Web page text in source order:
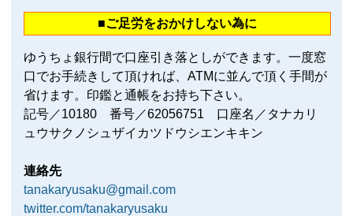
■ご足労をおかけしない為に
ゆうちょ銀行間で口座引き落としができます。一度窓
口でお手続きして頂ければ、ATMに並んで頂く手間が
省けます。印鑑と通帳をお持ち下さい。
記号／10180 番号／62056751 口座名／タナカリ
ュウサクノシュザイカツドウシエンキキン
連絡先
tanakaryusaku@gmail.com
twitter.com/tanakaryusaku